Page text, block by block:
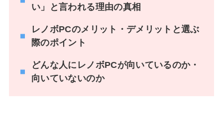
い」と言われる理由の真相
レノボPCのメリット・デメリットと選ぶ
際のポイント
どんな人にレノボPCが向いているのか・
向いていないのか